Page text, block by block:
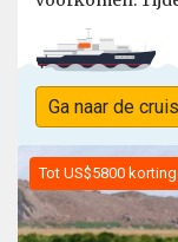
Ga naar de
Tot US$5800 korting